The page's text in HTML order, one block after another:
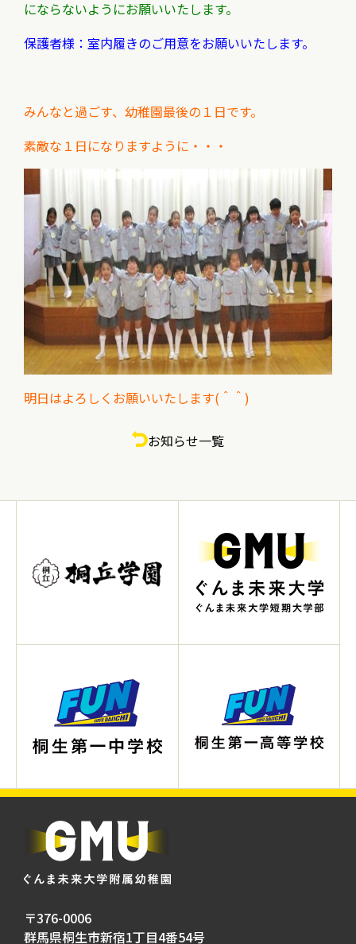
にならないようにお願いいたします。
保護者様：室内履きのご用意をお願いいたします。
みんなと過ごす、幼稚園最後の１日です。
素敵な１日になりますように・・・
明日はよろしくお願いいたします(＾＾)
お知らせ一覧
〒376-0006
群馬県桐生市新宿1丁目4番54号